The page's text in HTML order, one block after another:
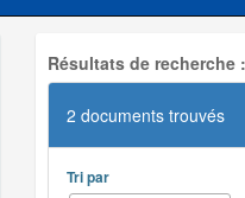
Résultats de recherche
2 documents trouvés
Tri par